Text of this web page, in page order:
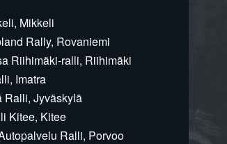
Mikkeli
Rally, Rovaniemi
Riihimäki-ralli, Riihimäki
Imatra
Ralli, Jyväskylä
Kitee, Kitee
Ralli, Porvoo